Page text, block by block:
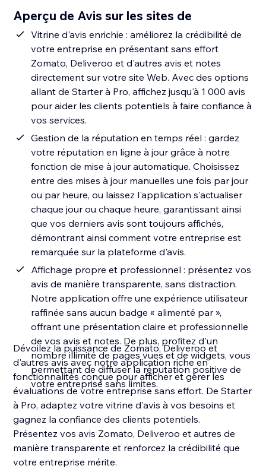
Aperçu de Avis sur les sites de
Vitrine d'avis enrichie : améliorez la crédibilité de
votre entreprise en présentant sans effort
Zomato, Deliveroo et d'autres avis et notes
directement sur votre site Web. Avec des options
allant de Starter à Pro, affichez jusqu'à 1 000 avis
pour aider les clients potentiels à faire confiance à
vos services.
Gestion de la réputation en temps réel : gardez
votre réputation en ligne à jour grâce à notre
fonction de mise à jour automatique. Choisissez
entre des mises à jour manuelles une fois par jour
ou par heure, ou laissez l'application s'actualiser
chaque jour ou chaque heure, garantissant ainsi
que vos derniers avis sont toujours affichés,
démontrant ainsi comment votre entreprise est
remarquée sur la plateforme d'avis.
Affichage propre et professionnel : présentez vos
avis de manière transparente, sans distraction.
Notre application offre une expérience utilisateur
raffinée sans aucun badge « alimenté par »,
offrant une présentation claire et professionnelle
de vos avis et notes. De plus, profitez d'un
nombre illimité de pages vues et de widgets, vous
permettant de diffuser la réputation positive de
votre entreprise sans limites.
Dévoilez la puissance de Zomato, Deliveroo et
d'autres avis avec notre application riche en
fonctionnalités conçue pour afficher et gérer les
évaluations de votre entreprise sans effort. De Starter
à Pro, adaptez votre vitrine d'avis à vos besoins et
gagnez la confiance des clients potentiels.
Présentez vos avis Zomato, Deliveroo et autres de
manière transparente et renforcez la crédibilité que
votre entreprise mérite.